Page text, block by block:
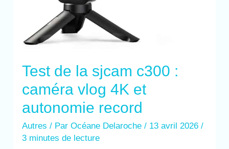
Test de la sjcam c300 :
caméra vlog 4K et
autonomie record
Autres / ParOcéane Delaroche/ 13 avril 2026/
3 minutes de lecture